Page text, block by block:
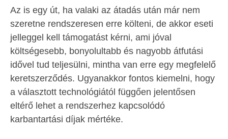
Az is egy út, ha valaki az átadás után már nem
szeretne rendszeresen erre költeni, de akkor eseti
jelleggel kell támogatást kérni, ami jóval
költségesebb, bonyolultabb és nagyobb átfutási
idővel tud teljesülni, mintha van erre egy megfelelő
keretszerződés. Ugyanakkor fontos kiemelni, hogy
a választott technológiától függően jelentősen
eltérő lehet a rendszerhez kapcsolódó
karbantartási díjak mértéke.